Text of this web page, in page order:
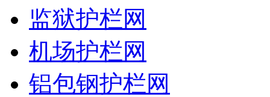
监狱护栏网
机场护栏网
铝包钢护栏网